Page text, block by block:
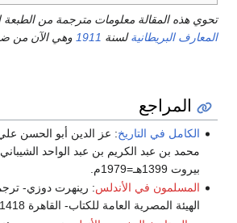
تحوي هذه المقالة معلومات مترجمة من
المعارف البريطانيةلسنة 1911 وهي الآن من
المراجع
الكامل في التاريخ: عز الدين أبو الحسن
محمد بن عبد الكريم بن عبد الواحد الشيباني
بيروت 1399هـ=1979م.
المسلمون في الأندلس: رينهرت دوزي-
الهيئة المصرية العامة للكتاب- القاهرة 1418هـ=1998م.